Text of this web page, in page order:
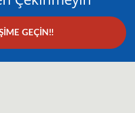
GEÇIN!!